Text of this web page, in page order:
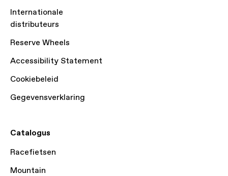
Internationale
distributeurs
Reserve Wheels
Accessibility Statement
Cookiebeleid
Gegevensverklaring
Catalogus
Racefietsen
Mountain